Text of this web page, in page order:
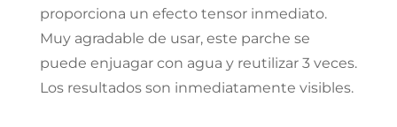
proporciona un efecto tensor inmediato.
Muy agradable de usar, este parche se
puede enjuagar con agua y reutilizar 3 veces.
Los resultados son inmediatamente visibles.